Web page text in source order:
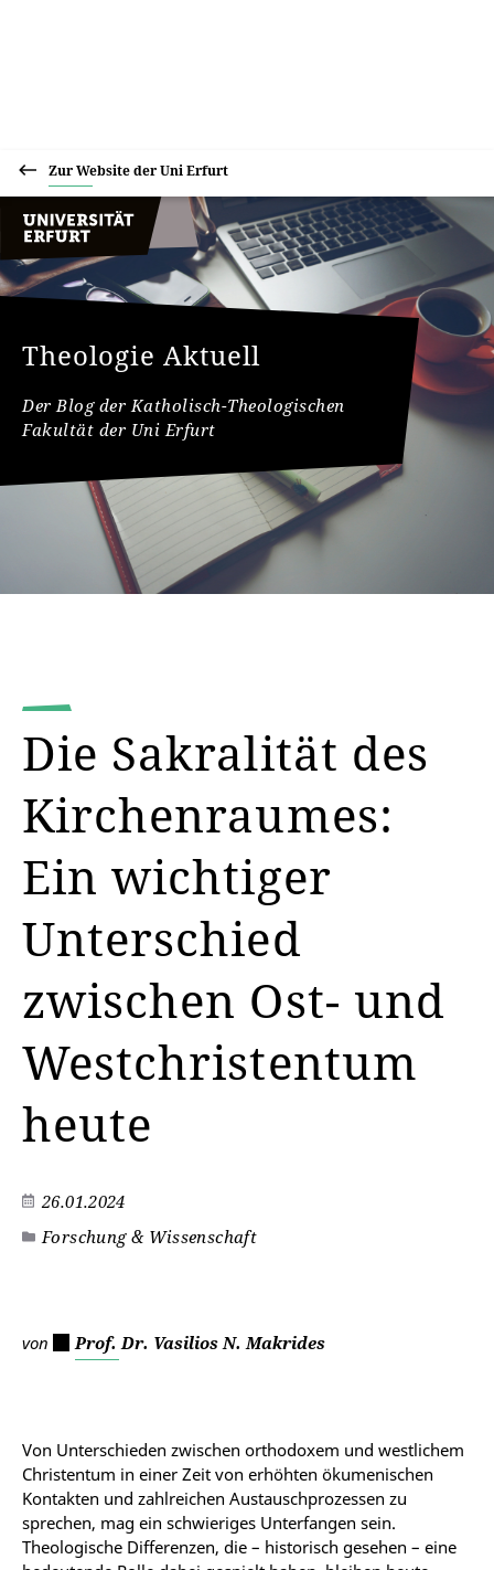
Zur Website der Uni Erfurt
Theologie Aktuell
Der Blog der Katholisch-Theologischen
Fakultät der Uni Erfurt
Die Sakralität des
Kirchenraumes:
Ein wichtiger
Unterschied
zwischen Ost- und
Westchristentum
heute
26.01.2024
Forschung & Wissenschaft
von Prof. Dr. Vasilios N. Makrides
Von Unterschieden zwischen orthodoxem und westlichem
Christentum in einer Zeit von erhöhten ökumenischen
Kontakten und zahlreichen Austauschprozessen zu
sprechen, mag ein schwieriges Unterfangen sein.
Theologische Differenzen, die – historisch gesehen – eine